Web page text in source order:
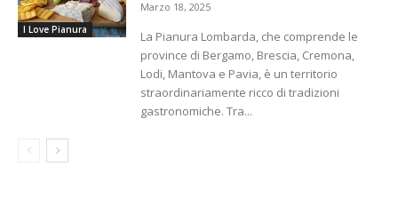
I Love Pianura
Marzo 18, 2025
La Pianura Lombarda, che comprende le
province di Bergamo, Brescia, Cremona,
Lodi, Mantova e Pavia, è un territorio
straordinariamente ricco di tradizioni
gastronomiche. Tra...